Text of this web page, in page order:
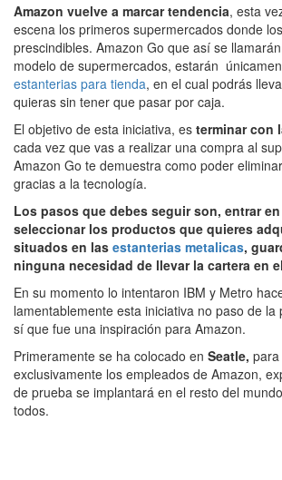
Amazon vuelve a marcar tendencia, esta
escena los primeros supermercados donde
prescindibles. Amazon Go que así se
modelo de supermercados, estarán
estanterias para tienda, en el cual podrás
quieras sin tener que pasar por caja.
El objetivo de esta iniciativa, es terminar con
cada vez que vas a realizar una compra al
Amazon Go te demuestra como poder
gracias a la tecnología.
Los pasos que debes seguir son, entrar
seleccionar los productos que quieres
situados en las estanterias metalicas,
ninguna necesidad de llevar la cartera en
En su momento lo intentaron IBM y Metro
lamentablemente esta iniciativa no paso de la
sí que fue una inspiración para Amazon.
Primeramente se ha colocado en Seatle,
exclusivamente los empleados de Amazon,
de prueba se implantará en el resto del
todos.